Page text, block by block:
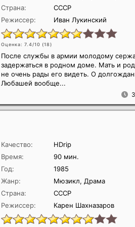
Страна:
СССР
Режиссер:
Иван Лукинский
Оценка: 7.4/10 (18)
После службы в армии молодому
задержаться в родном доме. Мать и
не очень рады его видеть. О
Любашей вообще...
Качество:
HDrip
Время:
90 мин.
Год:
1985
Жанр:
Мюзикл, Драма
Страна:
СССР
Режиссер:
Карен Шахназаров